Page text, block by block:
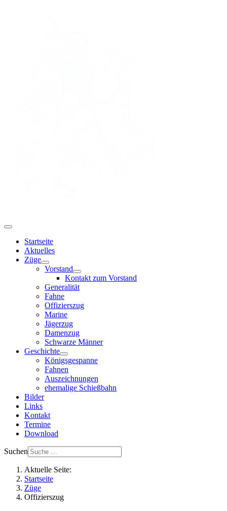
Startseite
Aktuelles
Züge
Vorstand
Kontakt zum Vorstand
Generalität
Fahne
Offizierszug
Marine
Jägerzug
Damenzug
Schwarze Männer
Geschichte
Königsgespanne
Fahnen
Auszeichnungen
ehemalige Schießbahn
Bilder
Links
Kontakt
Termine
Download
Suchen
Aktuelle Seite:
Startseite
Züge
Offizierszug